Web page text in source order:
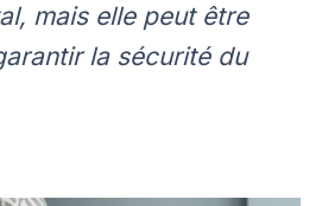
mais elle peut être
la sécurité du